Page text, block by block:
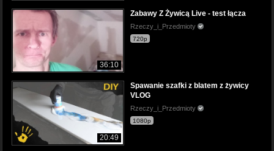
36:10
Zabawy Z Żywicą Live - test łącza
Rzeczy_i_Przedmioty
720p
20:49
Spawanie szafki z blatem z żywicy
VLOG
Rzeczy_i_Przedmioty
1080p